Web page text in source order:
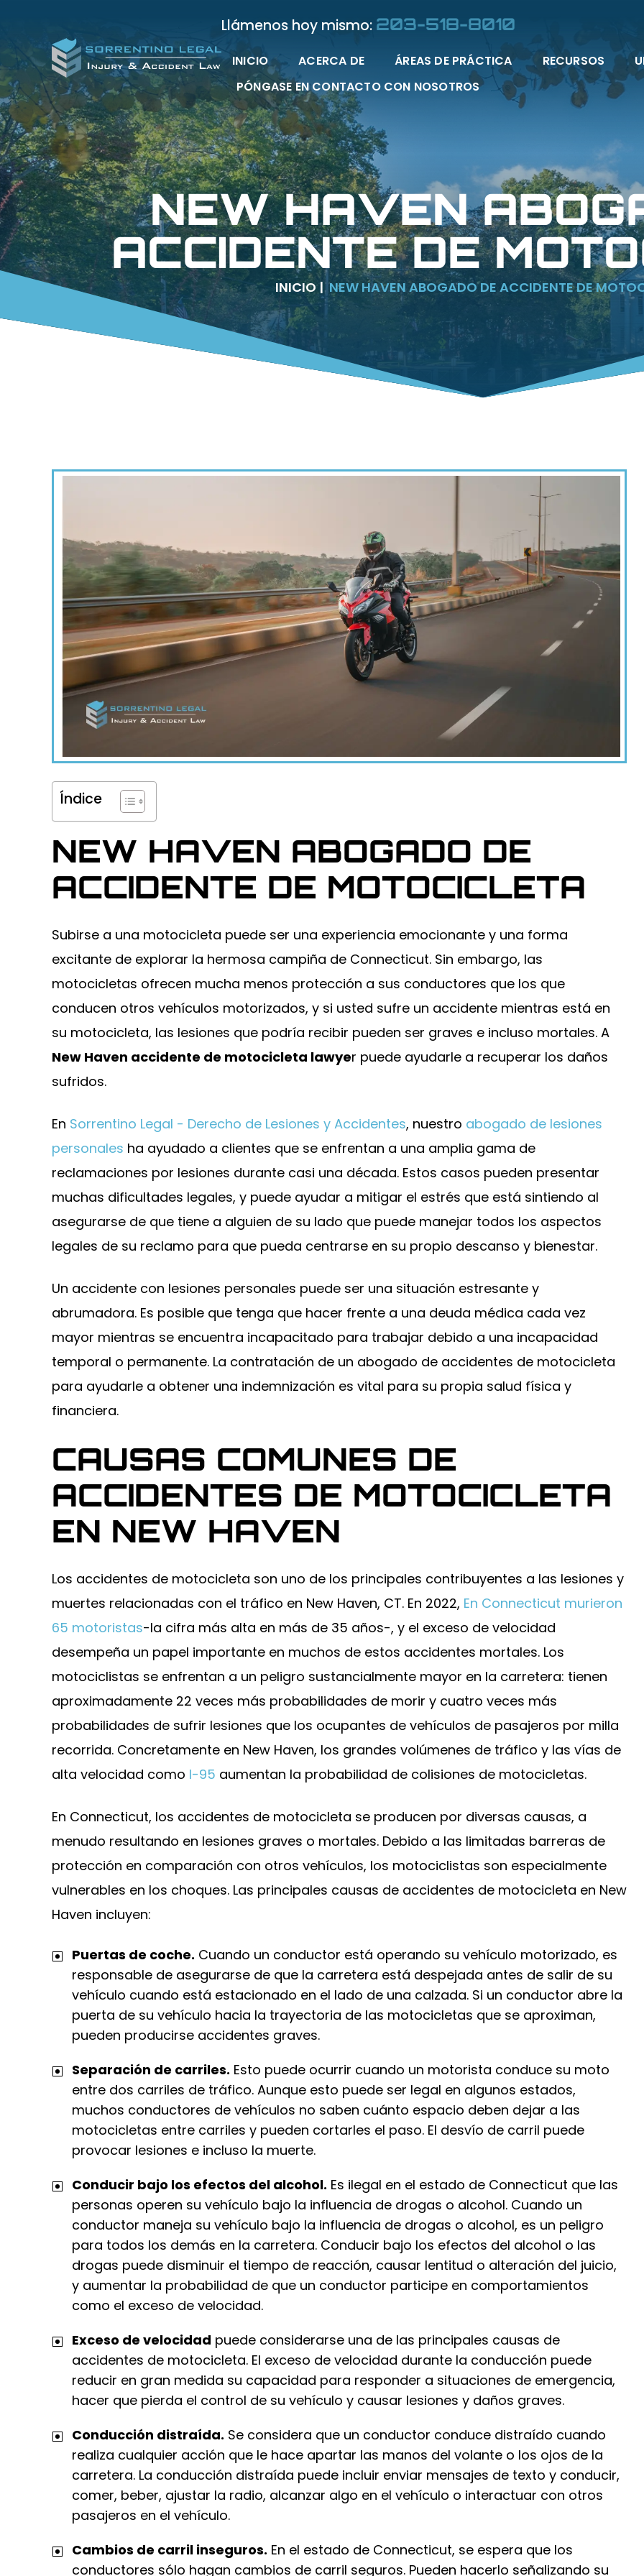
Llámenos hoy mismo: 203-518-8010
INICIO ACERCA DE ÁREAS DE PRÁCTICA RECURSOS
PÓNGASE EN CONTACTO CON NOSOTROS
NEW HAVEN
ACCIDENTE DE
INICIO|NEW HAVEN ABOGADO DE ACCIDENTE DE
Índice
NEW HAVEN ABOGADO DE
ACCIDENTE DE MOTOCICLETA
Subirse a una motocicleta puede ser una experiencia emocionante y una forma
excitante de explorar la hermosa campiña de Connecticut. Sin embargo, las
motocicletas ofrecen mucha menos protección a sus conductores que los que
conducen otros vehículos motorizados, y si usted sufre un accidente mientras está en
su motocicleta, las lesiones que podría recibir pueden ser graves e incluso mortales. A
New Haven accidente de motocicleta lawyer puede ayudarle a recuperar los daños
sufridos.
En Sorrentino Legal - Derecho de Lesiones y Accidentes, nuestro abogado de lesiones
personales ha ayudado a clientes que se enfrentan a una amplia gama de
reclamaciones por lesiones durante casi una década. Estos casos pueden presentar
muchas dificultades legales, y puede ayudar a mitigar el estrés que está sintiendo al
asegurarse de que tiene a alguien de su lado que puede manejar todos los aspectos
legales de su reclamo para que pueda centrarse en su propio descanso y bienestar.
Un accidente con lesiones personales puede ser una situación estresante y
abrumadora. Es posible que tenga que hacer frente a una deuda médica cada vez
mayor mientras se encuentra incapacitado para trabajar debido a una incapacidad
temporal o permanente. La contratación de un abogado de accidentes de motocicleta
para ayudarle a obtener una indemnización es vital para su propia salud física y
financiera.
CAUSAS COMUNES DE
ACCIDENTES DE MOTOCICLETA
EN NEW HAVEN
Los accidentes de motocicleta son uno de los principales contribuyentes a las lesiones y
muertes relacionadas con el tráfico en New Haven, CT. En 2022, En Connecticut murieron
65 motoristas-la cifra más alta en más de 35 años-, y el exceso de velocidad
desempeña un papel importante en muchos de estos accidentes mortales. Los
motociclistas se enfrentan a un peligro sustancialmente mayor en la carretera: tienen
aproximadamente 22 veces más probabilidades de morir y cuatro veces más
probabilidades de sufrir lesiones que los ocupantes de vehículos de pasajeros por milla
recorrida. Concretamente en New Haven, los grandes volúmenes de tráfico y las vías de
alta velocidad como I-95 aumentan la probabilidad de colisiones de motocicletas.
En Connecticut, los accidentes de motocicleta se producen por diversas causas, a
menudo resultando en lesiones graves o mortales. Debido a las limitadas barreras de
protección en comparación con otros vehículos, los motociclistas son especialmente
vulnerables en los choques. Las principales causas de accidentes de motocicleta en New
Haven incluyen:
Puertas de coche. Cuando un conductor está operando su vehículo motorizado, es
responsable de asegurarse de que la carretera está despejada antes de salir de su
vehículo cuando está estacionado en el lado de una calzada. Si un conductor abre la
puerta de su vehículo hacia la trayectoria de las motocicletas que se aproximan,
pueden producirse accidentes graves.
Separación de carriles. Esto puede ocurrir cuando un motorista conduce su moto
entre dos carriles de tráfico. Aunque esto puede ser legal en algunos estados,
muchos conductores de vehículos no saben cuánto espacio deben dejar a las
motocicletas entre carriles y pueden cortarles el paso. El desvío de carril puede
provocar lesiones e incluso la muerte.
Conducir bajo los efectos del alcohol. Es ilegal en el estado de Connecticut que las
personas operen su vehículo bajo la influencia de drogas o alcohol. Cuando un
conductor maneja su vehículo bajo la influencia de drogas o alcohol, es un peligro
para todos los demás en la carretera. Conducir bajo los efectos del alcohol o las
drogas puede disminuir el tiempo de reacción, causar lentitud o alteración del juicio,
y aumentar la probabilidad de que un conductor participe en comportamientos
como el exceso de velocidad.
Exceso de velocidad puede considerarse una de las principales causas de
accidentes de motocicleta. El exceso de velocidad durante la conducción puede
reducir en gran medida su capacidad para responder a situaciones de emergencia,
hacer que pierda el control de su vehículo y causar lesiones y daños graves.
Conducción distraída. Se considera que un conductor conduce distraído cuando
realiza cualquier acción que le hace apartar las manos del volante o los ojos de la
carretera. La conducción distraída puede incluir enviar mensajes de texto y conducir,
comer, beber, ajustar la radio, alcanzar algo en el vehículo o interactuar con otros
pasajeros en el vehículo.
Cambios de carril inseguros. En el estado de Connecticut, se espera que los
conductores sólo hagan cambios de carril seguros. Pueden hacerlo señalizando su
bufete es muy profesional.
fue capaz de conseguir que
fuera retirado incluso antes
la fecha de la audiencia.
altamente al abogado
-PETER ORTA
No suelo escribir comentarios, pero
tenía que darle las gracias al
ha hecho por mí. Fue increíble
durante todo el proceso, me explicó
todo para que yo supiera...
-JAMES
Tuve un accidente con un hueso
al lado de mi vehículo, que me
media de la espalda. La
de seguros no quería llegar a un
acuerdo justo, así que contraté
Brad...
-COLTON DENNIS
$1.75M
El cliente caminaba
por un
estacionamiento y
tropezó...
SEGUIR LEYENDO
$300,000
Nuestro cliente
conducía cerca de
casa en línea recta...
$250,000
El cliente fue
golpeado por detrás
en el tráfico con
daños mínimos...
SEGUIR LEYENDO